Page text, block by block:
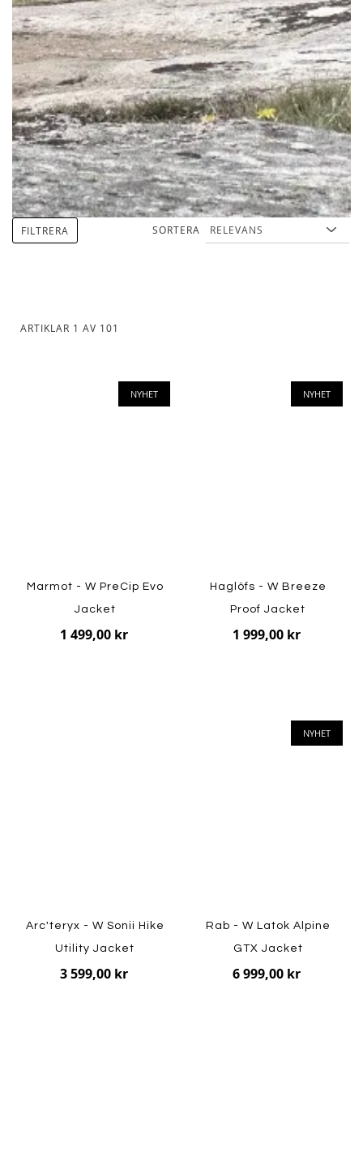
ARTIKLAR 1 AV 101
SORTERA
NYHET
Marmot - W PreCip Evo
Jacket
1 499,00 kr
NYHET
Haglöfs - W Breeze
Proof Jacket
1 999,00 kr
Arc'teryx - W Sonii Hike
Utility Jacket
3 599,00 kr
NYHET
Rab - W Latok Alpine
GTX Jacket
6 999,00 kr
FILTRERA